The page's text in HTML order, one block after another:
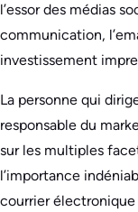
l’essor des médias
communication,
investissement
La personne qui
responsable du
sur les multiples
l’importance
courrier électronique